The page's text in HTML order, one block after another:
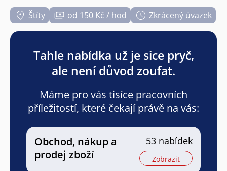
Štíty od 150 Kč / hod Zkrácený úvazek
Tahle nabídka už je sice pryč,
ale není důvod zoufat.
Máme pro vás tisíce pracovních
příležitostí, které čekají právě na vás:
Obchod, nákup a
prodej zboží
53 nabídek
Zobrazit